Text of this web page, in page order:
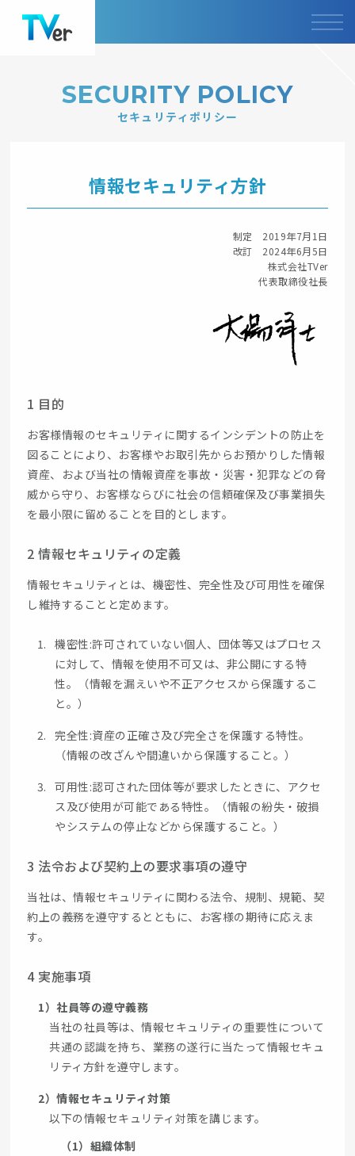
SECURITY POLICY
セキュリティポリシー
情報セキュリティ方針
制定 2019年7月1日
改訂 2024年6月5日
株式会社TVer
代表取締役社長
1 目的
お客様情報のセキュリティに関するインシデントの防止を
図ることにより、お客様やお取引先からお預かりした情報
資産、および当社の情報資産を事故・災害・犯罪などの脅
威から守り、お客様ならびに社会の信頼確保及び事業損失
を最小限に留めることを目的とします。
2 情報セキュリティの定義
情報セキュリティとは、機密性、完全性及び可用性を確保
し維持することと定めます。
機密性:許可されていない個人、団体等又はプロセス
に対して、情報を使用不可又は、非公開にする特
性。（情報を漏えいや不正アクセスから保護するこ
と。）
完全性:資産の正確さ及び完全さを保護する特性。
（情報の改ざんや間違いから保護すること。）
可用性:認可された団体等が要求したときに、アクセ
ス及び使用が可能である特性。（情報の紛失・破損
やシステムの停止などから保護すること。）
3 法令および契約上の要求事項の遵守
当社は、情報セキュリティに関わる法令、規制、規範、契
約上の義務を遵守するとともに、お客様の期待に応えま
す。
4 実施事項
1）社員等の遵守義務
当社の社員等は、情報セキュリティの重要性について
共通の認識を持ち、業務の遂行に当たって情報セキュ
リティ方針を遵守します。
2）情報セキュリティ対策
以下の情報セキュリティ対策を講じます。
（1）組織体制